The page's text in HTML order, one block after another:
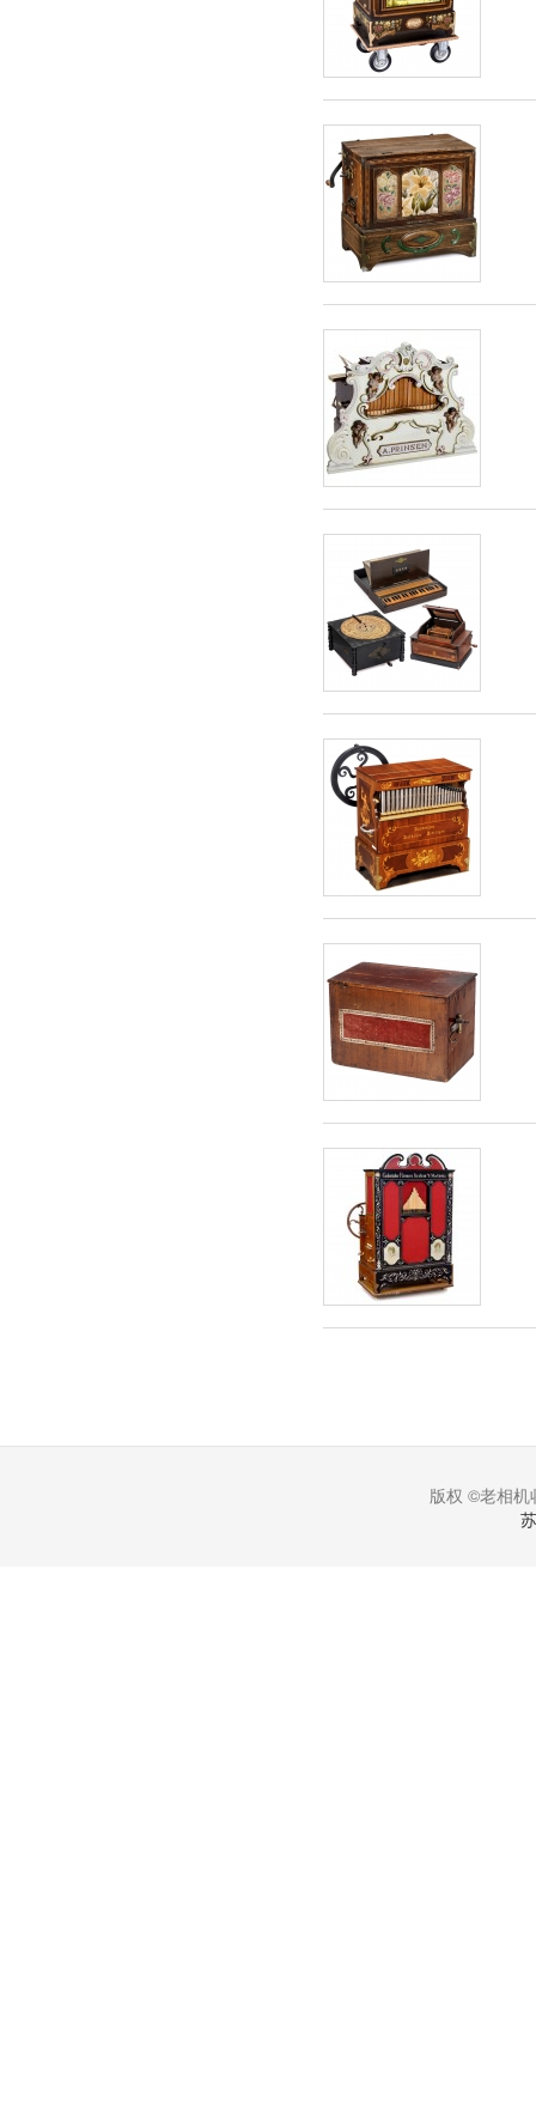
版权 ©老相